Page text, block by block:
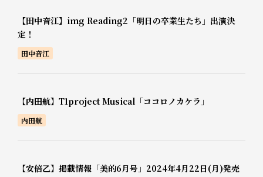
【田中音江】img Reading2「明日の卒業生たち」出演決
定！
田中音江
【内田航】T1project Musical「ココロノカケラ」
内田航
【安倍乙】掲載情報「美的6月号」2024年4月22日(月)発売